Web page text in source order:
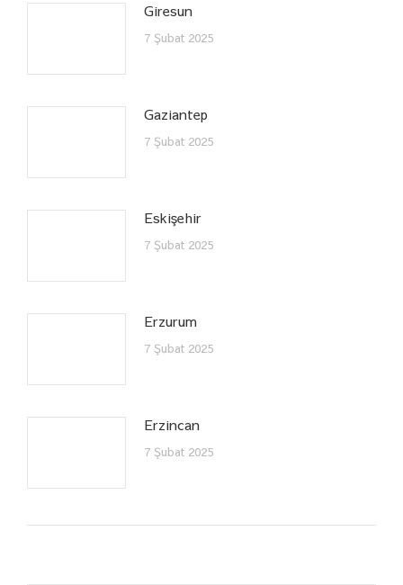
Giresun
7 Şubat 2025
Gaziantep
7 Şubat 2025
Eskişehir
7 Şubat 2025
Erzurum
7 Şubat 2025
Erzincan
7 Şubat 2025